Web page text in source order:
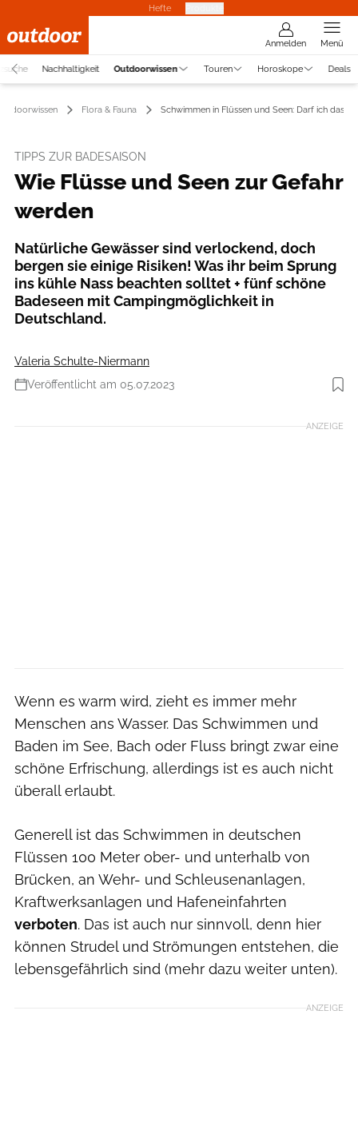
Hefte
Anmelden Menü
Nachhaltigkeit Outdoorwissen Touren Horoskope Deals
Flora & Fauna Schwimmen in Flüssen und Seen: Darf ich das?
TIPPS ZUR BADESAISON
Wie Flüsse und Seen zur Gefahr
werden
Natürliche Gewässer sind verlockend, doch
bergen sie einige Risiken! Was ihr beim Sprung
ins kühle Nass beachten solltet + fünf schöne
Badeseen mit Campingmöglichkeit in
Deutschland.
Valeria Schulte-Niermann
Veröffentlicht am 05.07.2023
Foto: Maskot via Getty Images
ANZEIGE
Wenn es warm wird, zieht es immer mehr
Menschen ans Wasser. Das Schwimmen und
Baden im See, Bach oder Fluss bringt zwar eine
schöne Erfrischung, allerdings ist es auch nicht
überall erlaubt.
Generell ist das Schwimmen in deutschen
Flüssen 100 Meter ober- und unterhalb von
Brücken, an Wehr- und Schleusenanlagen,
Kraftwerksanlagen und Hafeneinfahrten
verboten. Das ist auch nur sinnvoll, denn hier
können Strudel und Strömungen entstehen, die
lebensgefährlich sind (mehr dazu weiter unten).
ANZEIGE